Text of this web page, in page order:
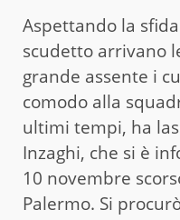
Aspettando la
scudetto arrivano
grande assente i
comodo alla
ultimi tempi, ha
Inzaghi, che si è
10 novembre
Palermo. Si